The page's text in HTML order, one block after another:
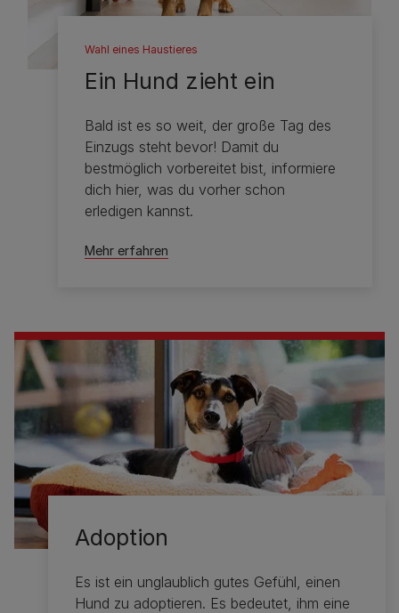
Wahl eines Haustieres
Ein Hund zieht ein
Bald ist es so weit, der große Tag des
Einzugs steht bevor! Damit du
bestmöglich vorbereitet bist, informiere
dich hier, was du vorher schon
erledigen kannst.
Mehr erfahren
Adoption
Es ist ein unglaublich gutes Gefühl, einen
Hund zu adoptieren. Es bedeutet, ihm eine